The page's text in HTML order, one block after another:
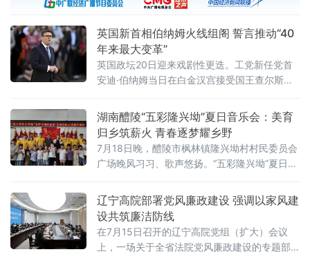
人所得税法规定的应税所得，应当依法申报纳
财富代际传承、跨境资产配置及风险管理
英国新首相伯纳姆火线组阁 誓言推动“40
年来最大变革”
英国政坛20日迎来戏剧性更迭。工党新任党首
安迪·伯纳姆当日在白金汉宫接受国王查尔斯三
首相斯塔默于当天早些时候辞去首相职务。伯
纳姆就任后数小时内即完成新一届内阁组建，
多项人事任命出人意料，被视为其开启政治新
时代的明确信号。前国防大臣“爆冷”执掌财政根
据首相办公室发布的人事通报，最受瞩目的财
上
湖南醴陵“五彩隆兴坳”夏日音乐会：美育
归乡筑薪火 青春逐梦耀乡野
7月18日晚，醴陵市枫林镇隆兴坳村村民委员会
广场晚风习习、歌声悠扬。“五彩隆兴坳”夏日音
益实践团暑期“三下乡”社会实践的成果集中展
演，也是本土青年学成归乡、以美育人、薪火
相传的一次深情回馈，更是株洲市文联、湖南
工商大学落实省文联"村歌嘹亮"主题活动以及省
市艺教融合工作的一项重要举措。株洲市文联
辽宁高院部署党风廉政建设 强调以家风建
设共筑廉洁防线
在7月15日召开的辽宁高院党组（扩大）会议
上，一场关于全省法院党风廉政建设的专题部